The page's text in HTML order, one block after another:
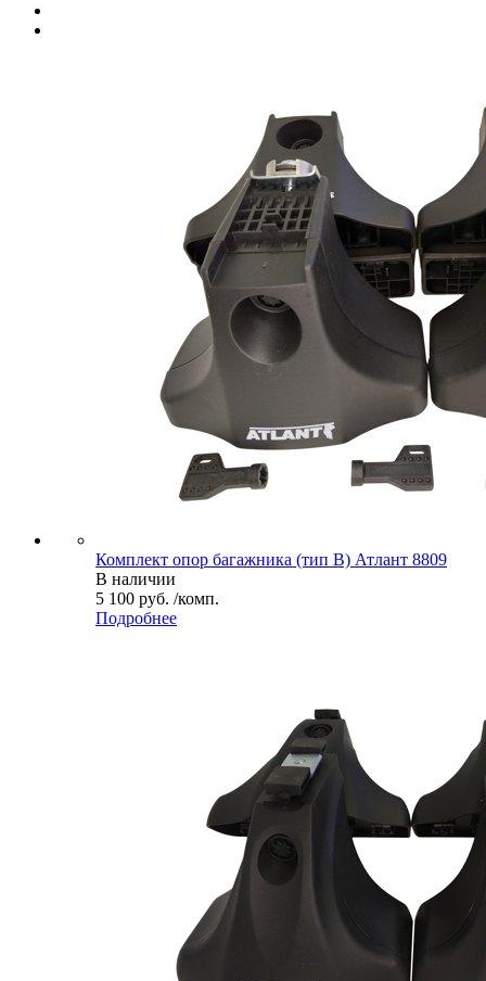
Комплект опор багажника (тип B) Атлант 8809
В наличии
5 100 руб. /комп.
Подробнее